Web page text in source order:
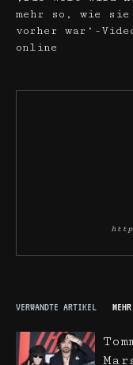
mehr so, wie sie
vorher war‘-
online
VERWANDTE ARTIKEL